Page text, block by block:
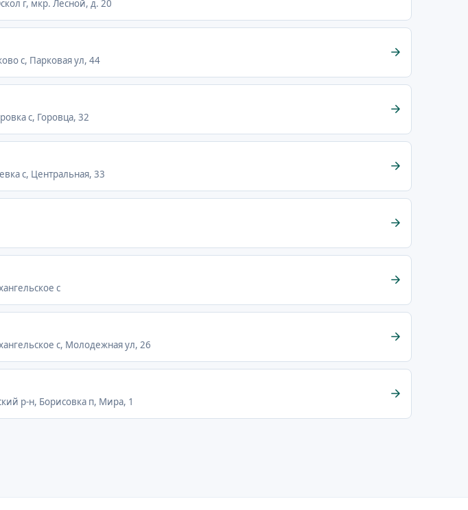
г, мкр. Лесной, д. 20
с, Парковая ул, 44
с, Горовца, 32
с, Центральная, 33
с
с, Молодежная ул, 26
р-н, Борисовка п, Мира, 1